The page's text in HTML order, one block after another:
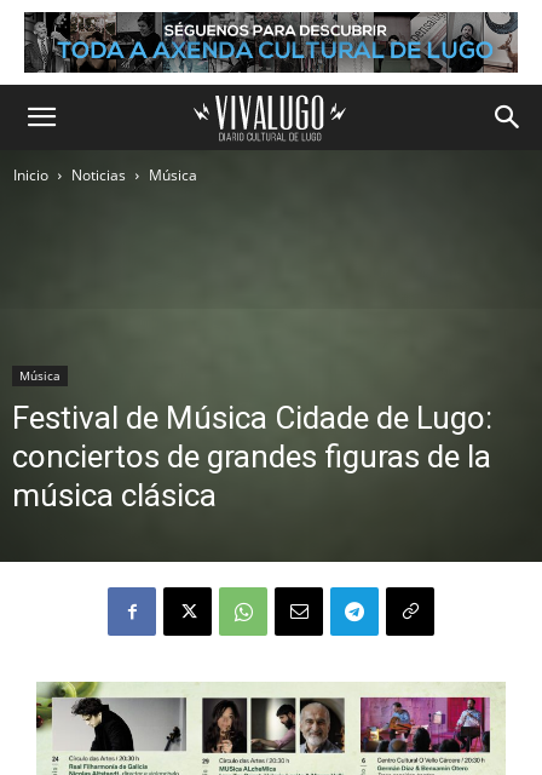
Inicio Noticias Música
Música
Festival de Música Cidade de Lugo:
conciertos de grandes figuras de la
música clásica